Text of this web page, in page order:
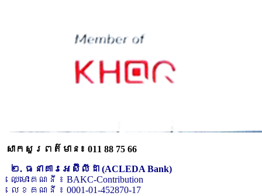
សាកសួរពត៌មាន៖ 011 88 75 66
២. ធនាគារអេស៊ីលីដា (ACLEDA Bank)
ឈ្មោះគណនី ៖ BAKC-Contribution
លេខគណនី ៖ 0001-01-452870-17